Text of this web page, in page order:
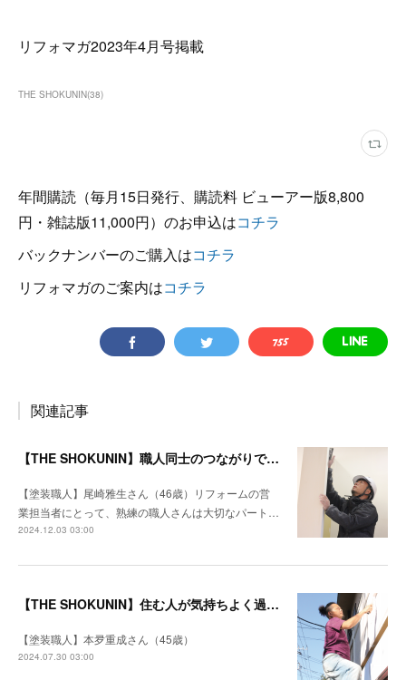
リフォマガ2023年4月号掲載
THE SHOKUNIN(38)
年間購読（毎月15日発行、購読料 ビューアー版8,800
円・雑誌版11,000円）のお申込はコチラ
バックナンバーのご購入はコチラ
リフォマガのご案内はコチラ
関連記事
【THE SHOKUNIN】職人同士のつながりでどんな仕事も工期を守る
【塗装職人】尾崎雅生さん（46歳）リフォームの営
業担当者にとって、熟練の職人さんは大切なパート…
2024.12.03 03:00
【THE SHOKUNIN】住む人が気持ちよく過ごせる空間になるように
【塗装職人】本夛重成さん（45歳）
2024.07.30 03:00